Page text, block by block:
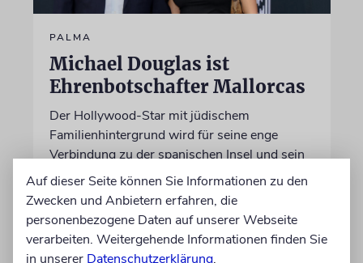
PALMA
Michael Douglas ist
Ehrenbotschafter Mallorcas
Der Hollywood-Star mit jüdischem
Familienhintergrund wird für seine enge
Verbindung zu der spanischen Insel und sein
Engagement für deren kulturelles Erbe geehrt
06.08.2026
Auf dieser Seite können Sie Informationen zu den
Zwecken und Anbietern erfahren, die
personenbezogene Daten auf unserer Webseite
verarbeiten. Weitergehende Informationen finden Sie
in unserer Datenschutzerklärung.